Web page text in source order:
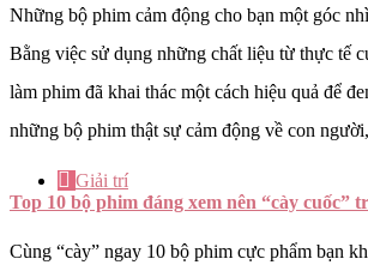
Những bộ phim cảm động cho bạn một góc
Bằng việc sử dụng những chất liệu từ thực tế
làm phim đã khai thác một cách hiệu quả để
những bộ phim thật sự cảm động về con
Giải trí
Top 10 bộ phim đáng xem nên “cày cuốc”
Cùng “cày” ngay 10 bộ phim cực phẩm bạn